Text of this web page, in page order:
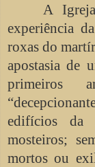
A
experiência
roxas do
apostasia de
edifícios da
mosteiros;
mortos ou